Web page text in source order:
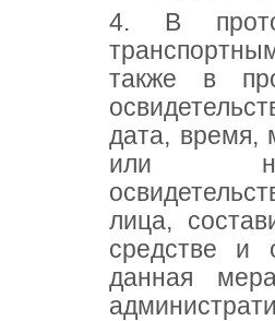
4. В
также в
дата, время,
или
лица,
средстве и
данная